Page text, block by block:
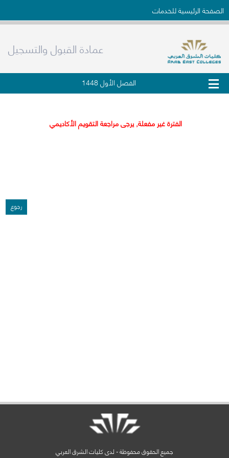
الصفحة الرئيسية للخدمات
عمادة القبول والتسجيل
الفصل الأول 1448
الفترة غير مفعلة, يرجى مراجعة التقويم الأكاديمي
رجوع
جميع الحقوق محفوظة - لدى كليات الشرق العربي